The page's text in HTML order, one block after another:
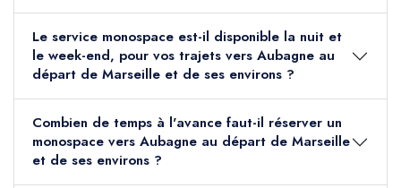
Le service monospace est-il disponible la nuit et
le week-end, pour vos trajets vers Aubagne au
départ de Marseille et de ses environs ?
Combien de temps à l'avance faut-il réserver un
monospace vers Aubagne au départ de Marseille
et de ses environs ?